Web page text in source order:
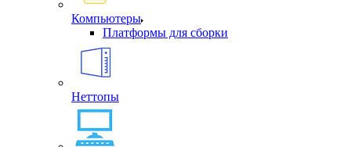
Компьютеры
Платформы для сборки
Неттопы